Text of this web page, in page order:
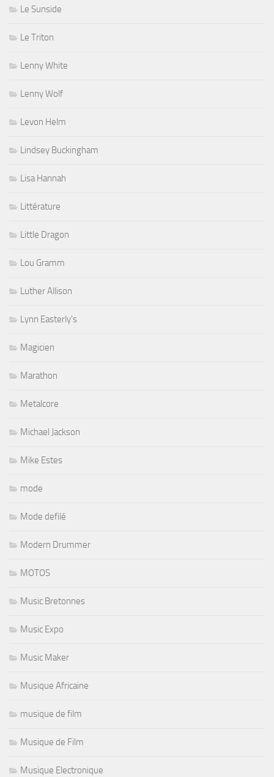
Le Sunside
Le Triton
Lenny White
Lenny Wolf
Levon Helm
Lindsey Buckingham
Lisa Hannah
Littérature
Little Dragon
Lou Gramm
Luther Allison
Lynn Easterly's
Magicien
Marathon
Metalcore
Michael Jackson
Mike Estes
mode
Mode defilé
Modern Drummer
MOTOS
Music Bretonnes
Music Expo
Music Maker
Musique Africaine
musique de film
Musique de Film
Musique Electronique